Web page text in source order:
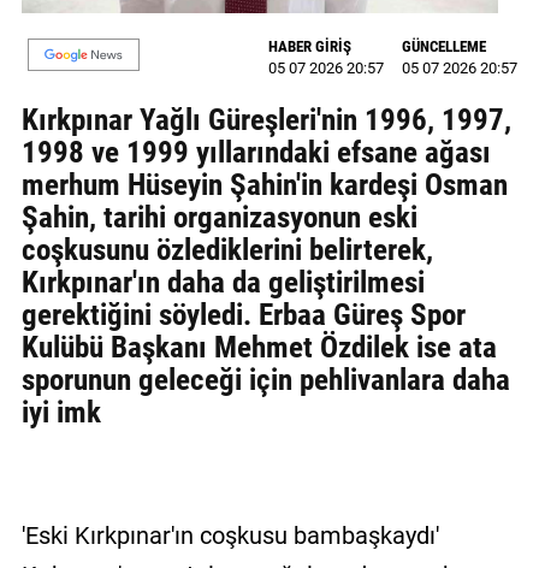
ULAŞIN
Künye
İletişim
Gizlilik
Politikası
HABER GİRİŞ
05 07 2026 20:57
GÜNCELLEME
05 07 2026 20:57
Kırkpınar Yağlı Güreşleri'nin 1996, 1997,
1998 ve 1999 yıllarındaki efsane ağası
merhum Hüseyin Şahin'in kardeşi Osman
Şahin, tarihi organizasyonun eski
coşkusunu özlediklerini belirterek,
Kırkpınar'ın daha da geliştirilmesi
gerektiğini söyledi. Erbaa Güreş Spor
Kulübü Başkanı Mehmet Özdilek ise ata
sporunun geleceği için pehlivanlara daha
iyi imk
'Eski Kırkpınar'ın coşkusu bambaşkaydı'